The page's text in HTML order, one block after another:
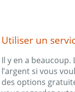
Utiliser un
Il y en a
l’argent si vous
des options